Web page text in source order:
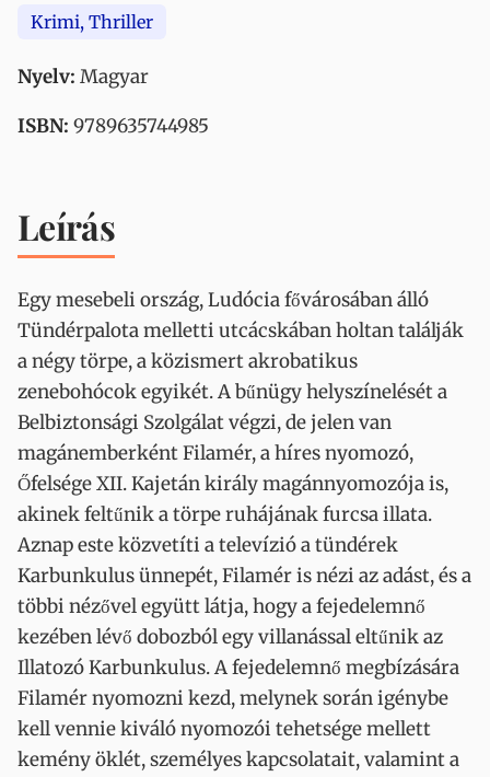
Krimi, Thriller
Nyelv: Magyar
ISBN: 9789635744985
Leírás
Egy mesebeli ország, Ludócia fővárosában álló
Tündérpalota melletti utcácskában holtan találják
a négy törpe, a közismert akrobatikus
zenebohócok egyikét. A bűnügy helyszínelését a
Belbiztonsági Szolgálat végzi, de jelen van
magánemberként Filamér, a híres nyomozó,
Őfelsége XII. Kajetán király magánnyomozója is,
akinek feltűnik a törpe ruhájának furcsa illata.
Aznap este közvetíti a televízió a tündérek
Karbunkulus ünnepét, Filamér is nézi az adást, és a
többi nézővel együtt látja, hogy a fejedelemnő
kezében lévő dobozból egy villanással eltűnik az
Illatozó Karbunkulus. A fejedelemnő megbízására
Filamér nyomozni kezd, melynek során igénybe
kell vennie kiváló nyomozói tehetsége mellett
kemény öklét, személyes kapcsolatait, valamint a